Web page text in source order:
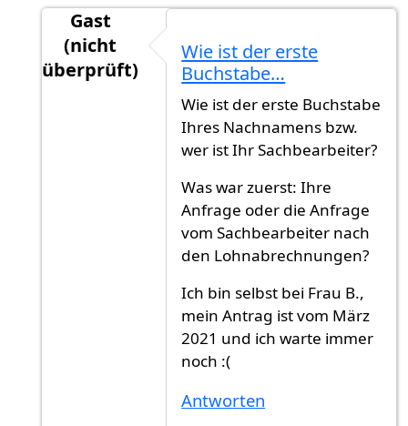
Gast
(nicht
überprüft)
Rückmeldung Ahmmed
Wie ist der erste
Buchstabe…
Wie ist der erste Buchstabe
Ihres Nachnamens bzw.
wer ist Ihr Sachbearbeiter?
Was war zuerst: Ihre
Anfrage oder die Anfrage
vom Sachbearbeiter nach
den Lohnabrechnungen?
Ich bin selbst bei Frau B.,
mein Antrag ist vom März
2021 und ich warte immer
noch :(
Antworten